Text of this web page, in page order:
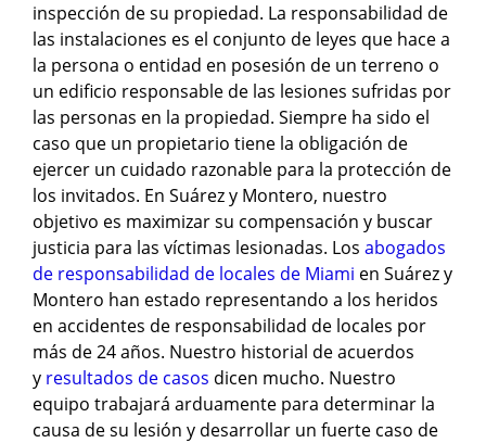
inspección de su propiedad. La responsabilidad de
las instalaciones es el conjunto de leyes que hace a
la persona o entidad en posesión de un terreno o
un edificio responsable de las lesiones sufridas por
las personas en la propiedad. Siempre ha sido el
caso que un propietario tiene la obligación de
ejercer un cuidado razonable para la protección de
los invitados. En Suárez y Montero, nuestro
objetivo es maximizar su compensación y buscar
justicia para las víctimas lesionadas. Los abogados
de responsabilidad de locales de Miami en Suárez y
Montero han estado representando a los heridos
en accidentes de responsabilidad de locales por
más de 24 años. Nuestro historial de acuerdos
y resultados de casos dicen mucho. Nuestro
equipo trabajará arduamente para determinar la
causa de su lesión y desarrollar un fuerte caso de